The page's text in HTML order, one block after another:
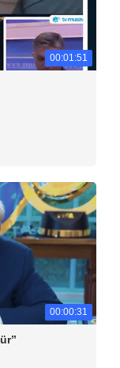
00:01:51
00:00:31